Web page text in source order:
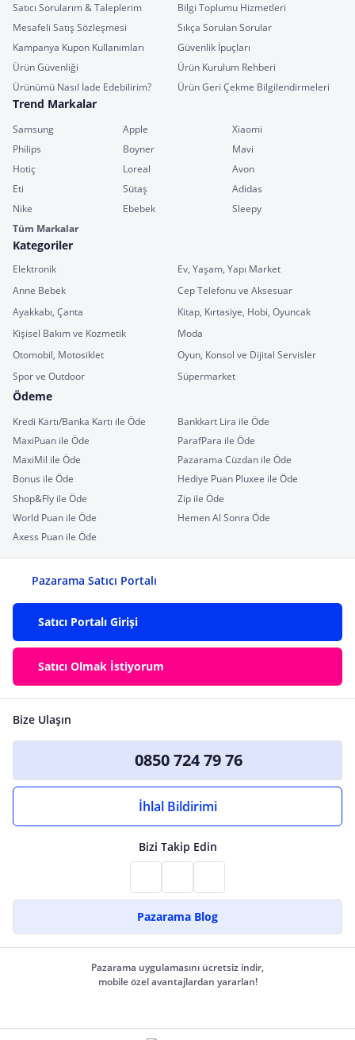
Satıcı Sorularım & Taleplerim
Bilgi Toplumu Hizmetleri
Mesafeli Satış Sözleşmesi
Sıkça Sorulan Sorular
Kampanya Kupon Kullanımları
Güvenlik İpuçları
Ürün Güvenliği
Ürün Kurulum Rehberi
Ürünümü Nasıl İade Edebilirim?
Ürün Geri Çekme Bilgilendirmeleri
Trend Markalar
Samsung Apple
Xiaomi
Philips
Boyner
Mavi
Hotiç
Loreal
Avon
Eti
Sütaş
Adidas
Nike
Ebebek
Sleepy
Tüm Markalar
Kategoriler
Elektronik
Ev, Yaşam, Yapı Market
Anne Bebek
Cep Telefonu ve Aksesuar
Ayakkabı, Çanta
Kitap, Kırtasiye, Hobi, Oyuncak
Kişisel Bakım ve Kozmetik
Moda
Otomobil, Motosiklet
Oyun, Konsol ve Dijital Servisler
Spor ve Outdoor
Süpermarket
Ödeme
Kredi Kartı/Banka Kartı ile Öde
Bankkart Lira ile Öde
MaxiPuan ile Öde
ParafPara ile Öde
MaxiMil ile Öde
Pazarama Cüzdan ile Öde
Bonus ile Öde
Hediye Puan Pluxee ile Öde
Shop&Fly ile Öde
Zip ile Öde
World Puan ile Öde
Hemen Al Sonra Öde
Axess Puan ile Öde
Pazarama Satıcı Portalı
Satıcı Portalı Girişi
Satıcı Olmak İstiyorum
Bize Ulaşın
0850 724 79 76
İhlal Bildirimi
Bizi Takip Edin
Pazarama Blog
Pazarama uygulamasını ücretsiz indir,
mobile özel avantajlardan yararlan!